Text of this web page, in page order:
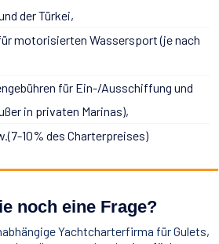
der Türkei,
motorisierten Wassersport (je nach
für Ein-/Ausschiffung und
in privaten Marinas),
10% des Charterpreises)
noch eine Frage?
Yachtcharterfirma für Gulets,